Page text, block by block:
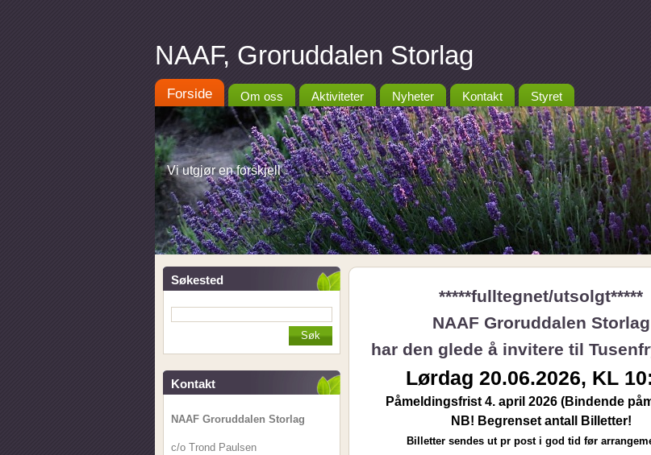
NAAF, Groruddalen Storlag
Forside Om oss Aktiviteter Nyheter Kontakt Styret
Vi utgjør en forskjell
Søkested
Kontakt
NAAF Groruddalen Storlag
c/o Trond Paulsen
*****fulltegnet/utsolgt*****
NAAF Groruddalen Storlag
har den glede å invitere til
Lørdag 20.06.2026, KL
Påmeldingsfrist 4. april 2026 (Bindende
NB! Begrenset antall Billetter!
Billetter sendes ut pr post i god tid før